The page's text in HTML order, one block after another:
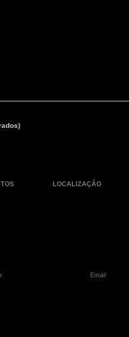
LOCALIZAÇÃO